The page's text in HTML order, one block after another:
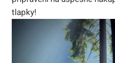
tlapky!